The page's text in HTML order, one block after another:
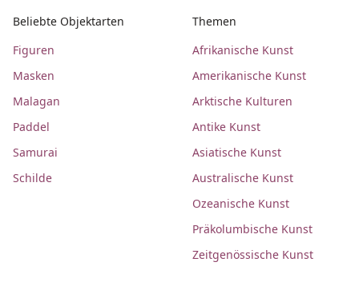
Beliebte Objektarten
Figuren
Masken
Malagan
Paddel
Samurai
Schilde
Themen
Afrikanische Kunst
Amerikanische Kunst
Arktische Kulturen
Antike Kunst
Asiatische Kunst
Australische Kunst
Ozeanische Kunst
Präkolumbische Kunst
Zeitgenössische Kunst